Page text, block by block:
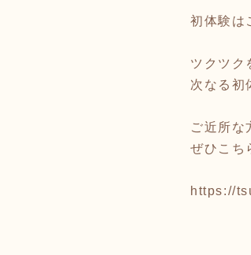
初体験は
ツクツク
次なる初
ご近所な
ぜひこち
https://